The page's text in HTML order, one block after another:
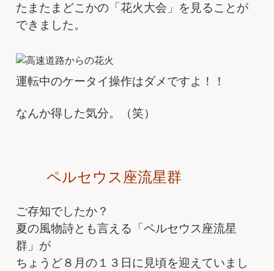
たまたまどこかの「花火大会」を見ることが
できました。
運転中のケータイ操作はダメですよ！！
なんか得した気分。（笑）
ペルセウス座流星群
ご存知でしたか？
夏の風物詩とも言える「ペルセウス座流星
群」が
ちょうど８月の１３日に見頃を迎えていまし